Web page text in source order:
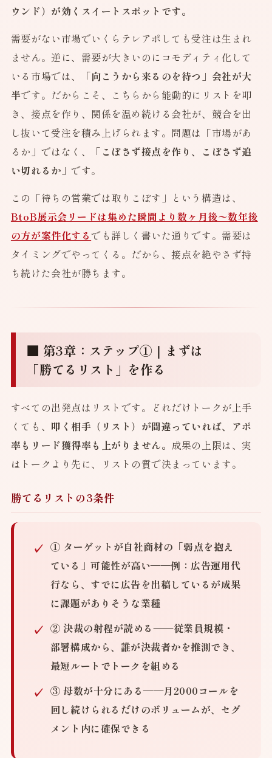
ウンド）が効くスイートスポットです。
需要がない市場でいくらテレアポしても受注は生まれ
ません。逆に、需要が大きいのにコモディティ化して
いる市場では、
「向こうから来るのを待つ」会社が大
半です。だからこそ、こちらから能動的にリストを叩
き、接点を作り、関係を温め続ける会社が、競合を出
し抜いて受注を積み上げられます。問題は「市場があ
るか」ではなく、
「こぼさず接点を作り、こぼさず追
い切れるか」です。
この「待ちの営業では取りこぼす」という構造は、
BtoB展示会リードは集めた瞬間より数ヶ月後〜数年後
の方が案件化するでも詳しく書いた通りです。需要は
タイミングでやってくる。だから、接点を絶やさず持
ち続けた会社が勝ちます。
■ 第3章：ステップ①｜まずは
「勝てるリスト」を作る
すべての出発点はリストです。どれだけトークが上手
くても、 叩く相手（リスト）が間違っていれば、アポ
率もリード獲得率も上がりません。 成果の上限は、実
はトークより先に、リストの質で決まっています。
勝てるリストの3条件
① ターゲットが自社商材の「弱点を抱え
ている」可能性が高い——例：広告運用代
行なら、すでに広告を出稿しているが成果
に課題がありそうな業種
② 決裁の射程が読める——従業員規模・
部署構成から、誰が決裁者かを推測でき、
最短ルートでトークを組める
③ 母数が十分にある——月2000コールを
回し続けられるだけのボリュームが、セグ
メント内に確保できる